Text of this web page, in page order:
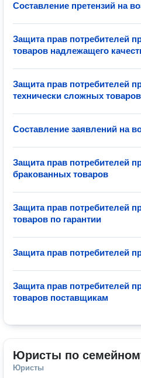
Составление претензий на
Защита прав потребителей
товаров надлежащего
Защита прав потребителей
технически сложных товаров
Составление заявлений на
Защита прав потребителей
бракованных товаров
Защита прав потребителей
товаров по гарантии
Защита прав потребителей
Защита прав потребителей
товаров поставщикам
Юристы по
Юристы